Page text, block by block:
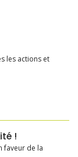
les actions et
!
faveur de la